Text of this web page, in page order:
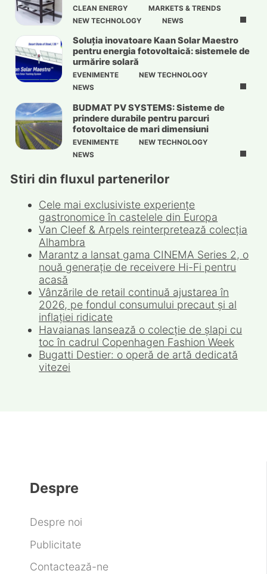
CLEAN ENERGY
MARKETS & TRENDS
NEW TECHNOLOGY
NEWS
Soluția inovatoare Kaan Solar Maestro
pentru energia fotovoltaică: sistemele de
urmărire solară
EVENIMENTE
NEW TECHNOLOGY
NEWS
BUDMAT PV SYSTEMS: Sisteme de
prindere durabile pentru parcuri
fotovoltaice de mari dimensiuni
EVENIMENTE
NEW TECHNOLOGY
NEWS
Stiri din fluxul partenerilor
Cele mai exclusiviste experiențe
gastronomice în castelele din Europa
Van Cleef & Arpels reinterpretează colecția
Alhambra
Marantz a lansat gama CINEMA Series 2, o
nouă generație de receivere Hi-Fi pentru
acasă
Vânzările de retail continuă ajustarea în
2026, pe fondul consumului precaut și al
inflației ridicate
Havaianas lansează o colecție de șlapi cu
toc în cadrul Copenhagen Fashion Week
Bugatti Destier: o operă de artă dedicată
vitezei
Despre
Despre noi
Publicitate
Contactează-ne